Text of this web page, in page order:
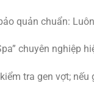
quản chuẩn:
chuyên nghiệp
tra gen vợt;